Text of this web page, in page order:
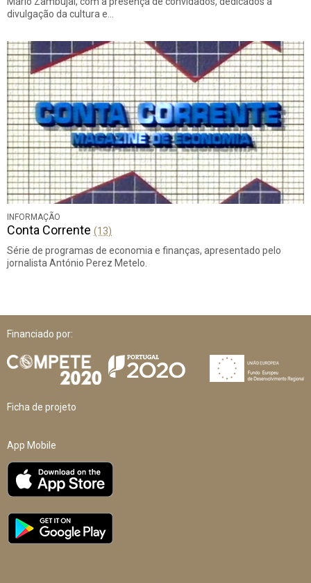
divulgação da cultura e…
INFORMAÇÃO
Conta Corrente (13)
Série de programas de economia e finanças, apresentado pelo
jornalista António Perez Metelo.
Financiado por:
Ficha de projeto
App Mobile